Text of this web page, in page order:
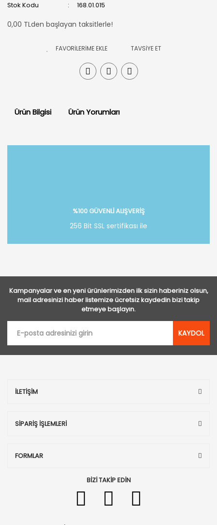
Stok Kodu
168.01.015
0,00 TLden başlayan taksitlerle!
TAVSİYE ET
Ürün Bilgisi Ürün Yorumları
%100 GÜVENLİ ALIŞVERİŞ
256 Bit SSL sertifikası ile
Kampanyalar ve en yeni ürünlerimizden ilk sizin haberiniz olsun,
mail adresinizi haber listemize ücretsiz kaydedin bizi takip
etmeye başlayın.
KAYDOL
İLETİŞİM
SİPARİŞ İŞLEMLERİ
FORMLAR
BİZİ TAKİP EDİN